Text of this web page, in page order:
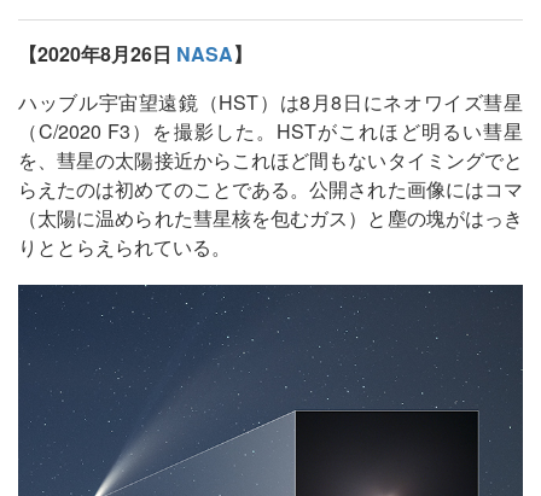
【2020年8月26日 NASA】
ハッブル宇宙望遠鏡（HST）は8月8日にネオワイズ彗星
（C/2020 F3）を撮影した。HSTがこれほど明るい彗星
を、彗星の太陽接近からこれほど間もないタイミングでと
らえたのは初めてのことである。公開された画像にはコマ
（太陽に温められた彗星核を包むガス）と塵の塊がはっき
りととらえられている。